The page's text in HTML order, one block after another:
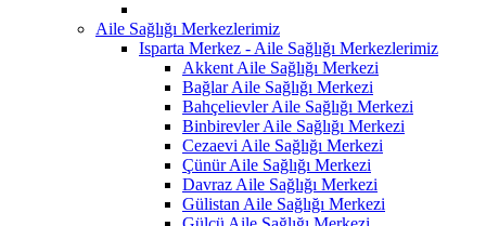
Aile Sağlığı Merkezlerimiz
Isparta Merkez - Aile Sağlığı Merkezlerimiz
Akkent Aile Sağlığı Merkezi
Bağlar Aile Sağlığı Merkezi
Bahçelievler Aile Sağlığı Merkezi
Binbirevler Aile Sağlığı Merkezi
Cezaevi Aile Sağlığı Merkezi
Çünür Aile Sağlığı Merkezi
Davraz Aile Sağlığı Merkezi
Gülistan Aile Sağlığı Merkezi